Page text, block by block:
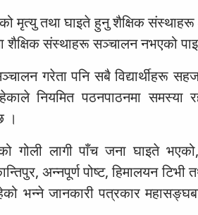
मृत्यु तथा घाइते हुनु शैक्षिक
शैक्षिक संस्थाहरू सञ्चालन नभएको
गरेता पनि सबै विद्यार्थीहरू
रहेकाले नियमित पठनपाठनमा
।
गोली लागी पाँच जना घाइते
अन्नपूर्ण पोष्ट, हिमालयन टिभी
जानकारी पत्रकार